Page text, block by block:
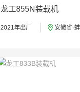
龙工855N装载机
2021年出厂 安徽省·